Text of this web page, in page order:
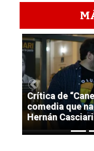
Crítica de
comedia que
Hernán Casciari
Previous